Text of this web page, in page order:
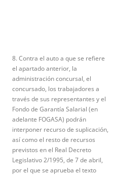
8. Contra el auto a que se refiere
el apartado anterior, la
administración concursal, el
concursado, los trabajadores a
través de sus representantes y el
Fondo de Garantía Salarial (en
adelante FOGASA) podrán
interponer recurso de suplicación,
así como el resto de recursos
previstos en el Real Decreto
Legislativo 2/1995, de 7 de abril,
por el que se aprueba el texto